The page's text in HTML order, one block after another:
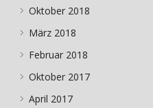
Oktober 2018
März 2018
Februar 2018
Oktober 2017
April 2017